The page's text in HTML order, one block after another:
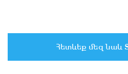
Հետևեք մեզ նաև